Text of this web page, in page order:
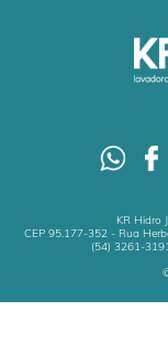
KR Hidro
CEP 95.177-352 - Rua
(54) 3261-